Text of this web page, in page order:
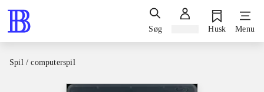
Søg Husk Menu
Spil / computerspil